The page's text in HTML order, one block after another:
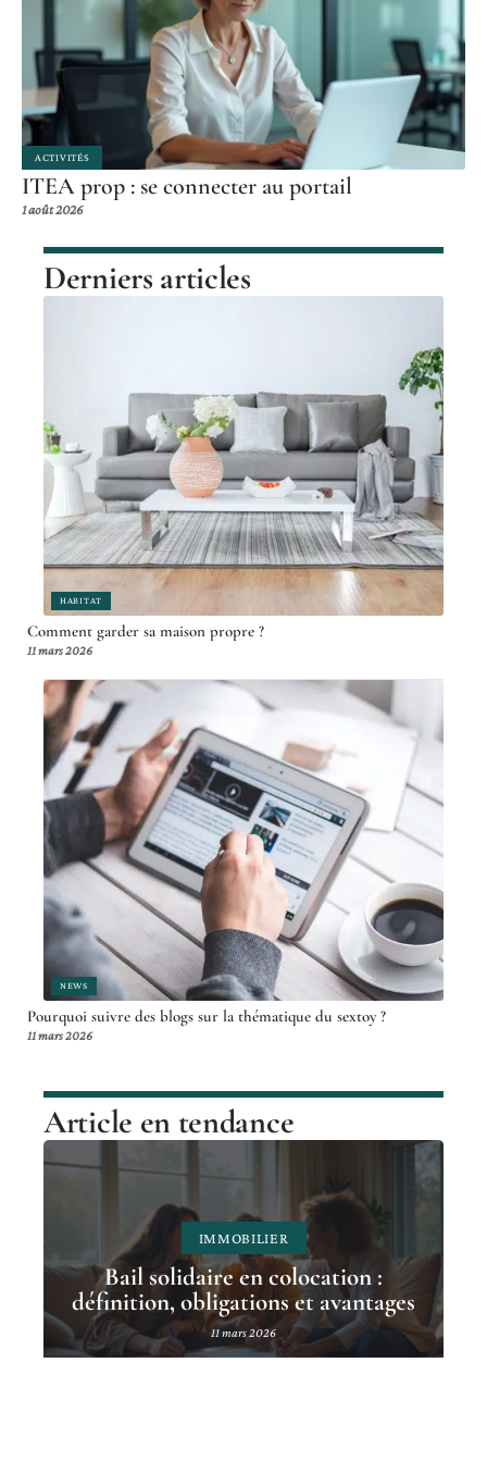
ACTIVITÉS
ITEA prop : se connecter au portail
1 août 2026
Derniers articles
HABITAT
Comment garder sa maison propre ?
11 mars 2026
NEWS
Pourquoi suivre des blogs sur la thématique du sextoy ?
11 mars 2026
Article en tendance
IMMOBILIER
Bail solidaire en colocation :
définition, obligations et avantages
11 mars 2026